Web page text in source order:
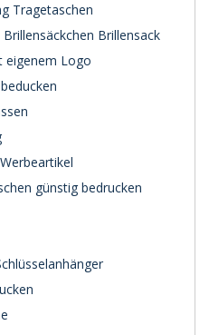
Tragetaschen
Brillensack
eigenem Logo
günstig bedrucken